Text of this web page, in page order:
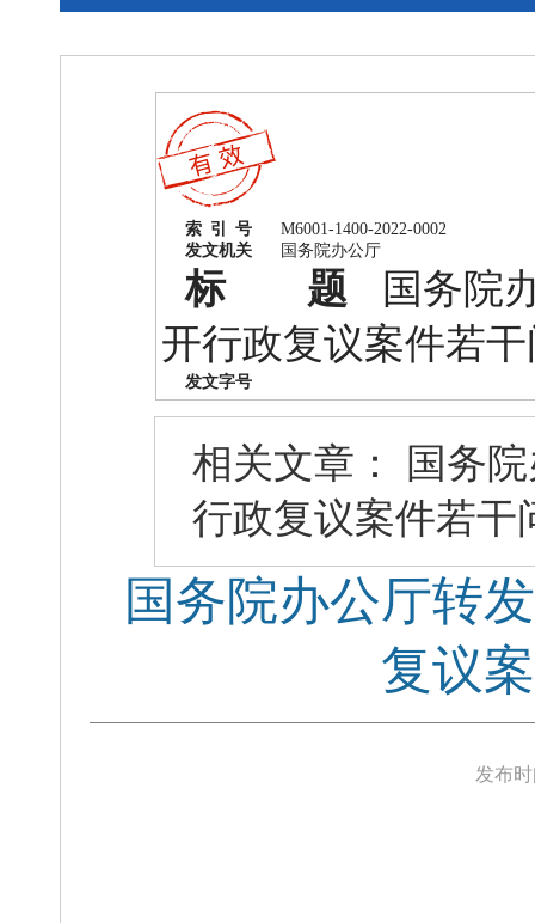
索 引 号
M6001-1400-2022-0002
发文机关
国务院办公厅
标 题
国务院
开行政复议案件若
发文字号
相关文章：
国务
行政复议案件若干
国务院办公厅转
复议
发布